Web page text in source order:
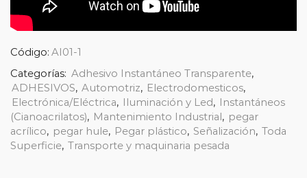
Código: AI01-1
Categorías: Adhesivo Instantáneo Transparente,
ADHESIVOS, Automotriz, Electrodomesticos,
Electrónica/Eléctrica, Iluminación y Led, Instantáneos
(Cianoacrilatos), Mantenimiento Industrial, pegar
acrílico, pegar hule, Pegar plástico, Señalización, Toda
Superficie, Transporte y maquinaria pesada